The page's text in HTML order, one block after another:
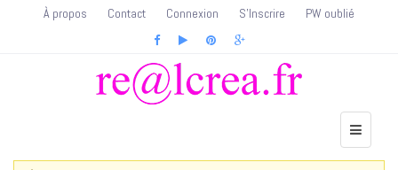
À propos Contact Connexion S'Inscrire PW oublié